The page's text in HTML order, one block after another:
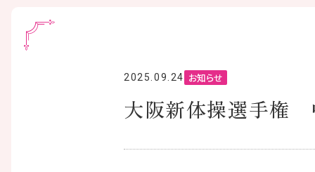
2025.09.24 お知らせ
大阪新体操選手